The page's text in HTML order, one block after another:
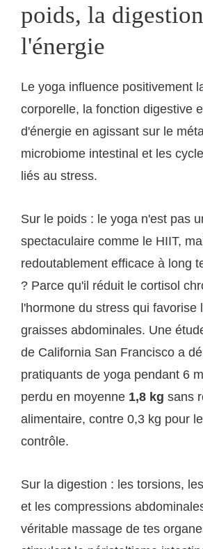
poids, la
l'énergie
Le yoga influence positivement
corporelle, la fonction digestive
d'énergie en agissant sur le
microbiome intestinal et les
liés au stress.
Sur le poids : le yoga n'est pas
spectaculaire comme le HIIT,
redoutablement efficace à long
? Parce qu'il réduit le cortisol
l'hormone du stress qui favorise
graisses abdominales. Une
de California San Francisco a
pratiquants de yoga pendant 6
perdu en moyenne 1,8 kg sans
alimentaire, contre 0,3 kg pour
contrôle.
Sur la digestion : les torsions,
et les compressions
véritable massage de tes